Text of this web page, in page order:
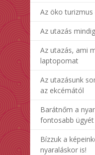
Az öko
Az utazás
Az utazás, ami
laptopomat
Az utazásunk
az ekcémától
Barátnőm a
fontosabb
Bízzuk a
nyaraláskor is!